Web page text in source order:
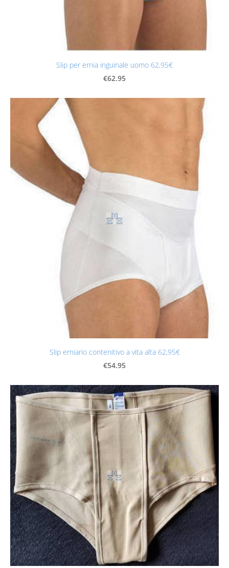
Slip per ernia inguinale uomo 62,95€
€62.95
Slip erniario contenitivo a vita alta 62,95€
€54.95